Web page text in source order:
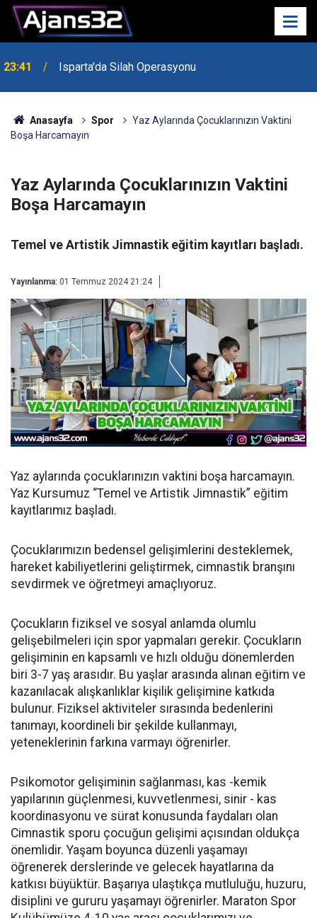
23:41 Isparta'da Silah Operasyonu
23:21 6 Mart Spor Salonu Yeniden Yükseliyor
Anasayfa Spor
Yaz Aylarında Çocuklarınızın Vaktini
Boşa Harcamayın
Yaz Aylarında Çocuklarınızın Vaktini
Boşa Harcamayın
Temel ve Artistik Jimnastik eğitim kayıtları başladı.
Yayınlanma: 01 Temmuz 2024 21:24
Yaz aylarında çocuklarınızın vaktini boşa harcamayın.
Yaz Kursumuz “Temel ve Artistik Jimnastik” eğitim
kayıtlarımız başladı.
Çocuklarımızın bedensel gelişimlerini desteklemek,
hareket kabiliyetlerini geliştirmek, cimnastik branşını
sevdirmek ve öğretmeyi amaçlıyoruz.
Çocukların fiziksel ve sosyal anlamda olumlu
gelişebilmeleri için spor yapmaları gerekir. Çocukların
gelişiminin en kapsamlı ve hızlı olduğu dönemlerden
biri 3-7 yaş arasıdır. Bu yaşlar arasında alınan eğitim ve
kazanılacak alışkanlıklar kişilik gelişimine katkıda
bulunur. Fiziksel aktiviteler sırasında bedenlerini
tanımayı, koordineli bir şekilde kullanmayı,
yeteneklerinin farkına varmayı öğrenirler.
Psikomotor gelişiminin sağlanması, kas -kemik
yapılarının güçlenmesi, kuvvetlenmesi, sinir - kas
koordinasyonu ve sürat konusunda faydaları olan
Cimnastik sporu çocuğun gelişimi açısından oldukça
önemlidir. Yaşam boyunca düzenli yaşamayı
öğrenerek derslerinde ve gelecek hayatlarına da
katkısı büyüktür. Başarıya ulaştıkça mutluluğu, huzuru,
disiplini ve gururu yaşamayı öğrenirler. Maraton Spor